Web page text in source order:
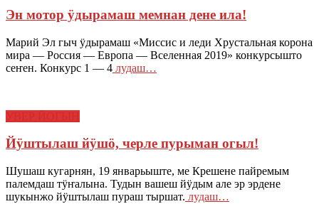
Эн мотор ӱдырамаш мемнан дене ила!
Марий Эл гыч ӱдырамаш «Миссис и леди Хрустальная корона
мира — Россия — Европа — Вселенная 2019» конкурсышто
сеҥен. Конкурс 1 — 4 лудаш…
Йӱштылаш йӱшӧ, черле пурыман огыл!
Шушаш кугарнян, 19 январьыште, ме Крешене пайремым
палемдаш тӱҥалына. Тудын вашеш йӱдым але эр эрдене
шукынжо йӱштылаш пураш тыршат. лудаш…